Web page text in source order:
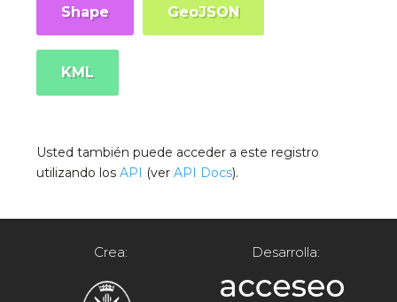
Shape GeoJSON
KML
Usted también puede acceder a este registro
utilizando losAPI (verAPI Docs).
Crea: Desarrolla: